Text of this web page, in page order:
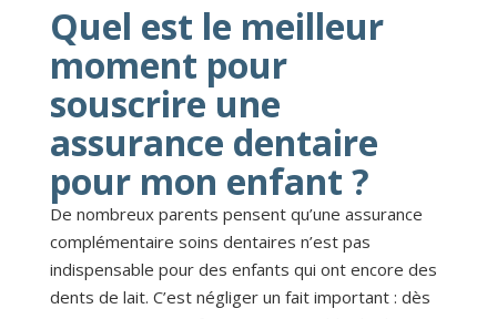
Quel est le meilleur
moment pour
souscrire une
assurance dentaire
pour mon enfant ?
De nombreux parents pensent qu’une assurance
complémentaire soins dentaires n’est pas
indispensable pour des enfants qui ont encore des
dents de lait. C’est négliger un fait important : dès